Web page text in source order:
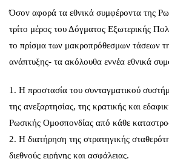
Όσον αφορά τα εθνικά συμφέροντα της
τρίτο μέρος του Δόγματος Εξωτερικής
το πρίσμα των μακροπρόθεσμων τάσεων
ανάπτυξης- τα ακόλουθα εννέα εθνικά
1. Η προστασία του συνταγματικού
της ανεξαρτησίας, της κρατικής και
Ρωσικής Ομοσπονδίας από κάθε
2. Η διατήρηση της στρατηγικής
διεθνούς ειρήνης και ασφάλειας.